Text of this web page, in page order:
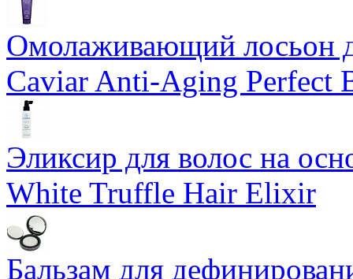
Омолаживающий лосьон
Caviar Anti-Aging Perfect
Эликсир для волос на
White Truffle Hair Elixir
Бальзам для